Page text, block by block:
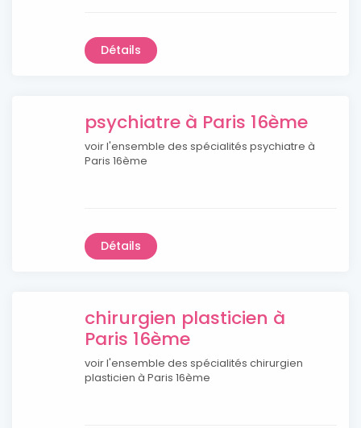
Détails
psychiatre à Paris 16ème
voir l'ensemble des spécialités psychiatre à
Paris 16ème
Détails
chirurgien plasticien à
Paris 16ème
voir l'ensemble des spécialités chirurgien
plasticien à Paris 16ème